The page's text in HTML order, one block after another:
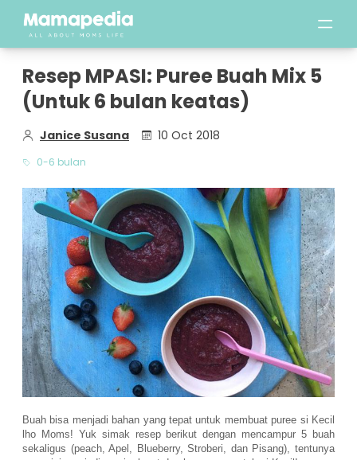
Resep MPASI: Puree Buah Mix 5
(Untuk 6 bulan keatas)
Janice Susana 10 Oct 2018
0-6 bulan
Buah bisa menjadi bahan yang tepat untuk membuat puree si Kecil
lho Moms! Yuk simak resep berikut dengan mencampur 5 buah
sekaligus (peach, Apel, Blueberry, Stroberi, dan Pisang), tentunya